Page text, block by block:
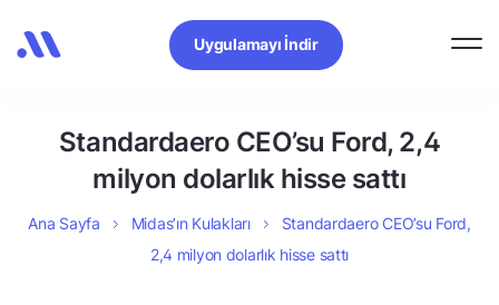
Uygulamayı İndir
Standardaero CEO’su Ford, 2,4
milyon dolarlık hisse sattı
Ana Sayfa Midas’ın Kulakları
Standardaero CEO’su Ford,
2,4 milyon dolarlık hisse sattı